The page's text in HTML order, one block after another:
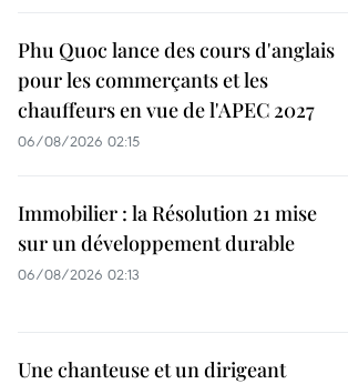
Phu Quoc lance des cours d'anglais
pour les commerçants et les
chauffeurs en vue de l'APEC 2027
06/08/2026 02:15
Immobilier : la Résolution 21 mise
sur un développement durable
06/08/2026 02:13
Une chanteuse et un dirigeant